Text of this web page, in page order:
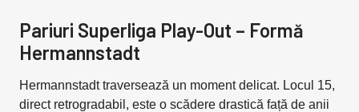
Pariuri Superliga Play-Out – Formă
Hermannstadt
Hermannstadt traversează un moment delicat. Locul 15,
direct retrogradabil, este o scădere drastică față de anii